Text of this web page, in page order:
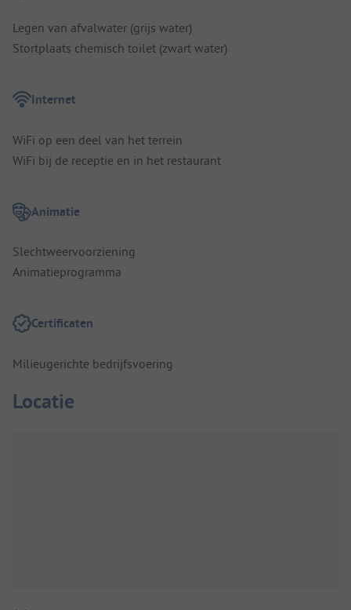
Legen van afvalwater (grijs water)
Stortplaats chemisch toilet (zwart water)
Internet
WiFi op een deel van het terrein
WiFi bij de receptie en in het restaurant
Animatie
Slechtweervoorziening
Animatieprogramma
Certificaten
Milieugerichte bedrijfsvoering
Locatie